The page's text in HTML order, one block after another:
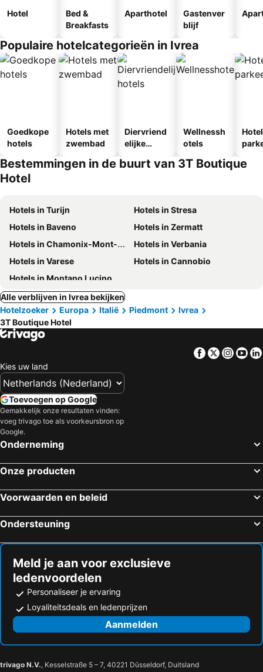
Hotel
Bed &
Breakfasts
Aparthotel
Gastenver
blijf
Populaire hotelcategorieën in Ivrea
Goedkope
hotels
Hotels met
zwembad
Diervriend
elijke
Wellnessh
otels
Bestemmingen in de buurt van 3T Boutique
Hotel
Hotels in Turijn
Hotels in Stresa
Hotels in Baveno
Hotels in Zermatt
Hotels in Chamonix-Mont-Blanc
Hotels in Verbania
Hotels in Varese
Hotels in Cannobio
Hotels in Montano Lucino
Alle verblijven in Ivrea bekijken
Hotelzoeker
Europa Italië Piedmont
Ivrea
3T Boutique Hotel
Facebook
Twitter
Kies uw land
Toevoegen op Google
Gemakkelijk onze resultaten vinden:
voeg trivago toe als voorkeursbron op
Google.
Onderneming
Onze producten
Voorwaarden en beleid
Ondersteuning
Meld je aan voor exclusieve
ledenvoordelen
Personaliseer je ervaring
Loyaliteitsdeals en ledenprijzen
Aanmelden
trivago N.V., Kesselstraße 5 – 7, 40221 Düsseldorf, Duitsland